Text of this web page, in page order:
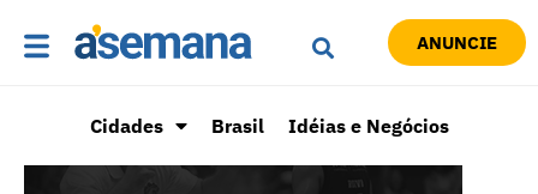
ANUNCIE
Cidades Brasil Idéias e Negócios